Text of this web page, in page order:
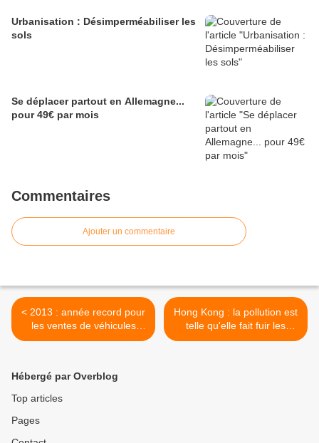
Urbanisation : Désimperméabiliser les
sols
Se déplacer partout en Allemagne...
pour 49€ par mois
Commentaires
Ajouter un commentaire
< 2013 : année record pour
les ventes de véhicules
électriques et hybrides
Hong Kong : la pollution est
telle qu'elle fait fuir les
investisseurs >
Hébergé par Overblog
Top articles
Pages